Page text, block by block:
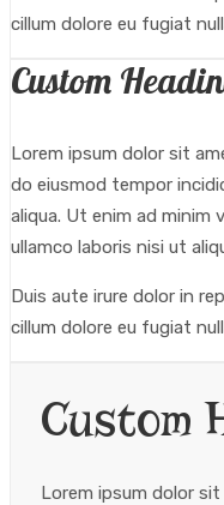
cillum dolore eu fugiat
Custom
Lorem ipsum dolor sit
do eiusmod tempor
aliqua. Ut enim ad minim
ullamco laboris nisi ut
Duis aute irure dolor in
cillum dolore eu fugiat
Custom
Lorem ipsum dolor